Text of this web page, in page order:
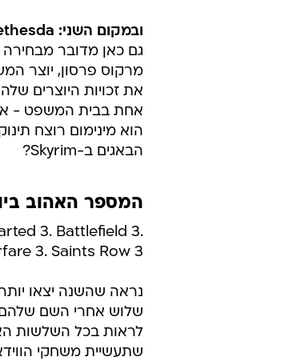
ובמקום השני: Bethesda.
הוא מינימום רוצח
הבאגים ב-Skyrim?
המספר האהוב
3. Battlefield 3.
3. Saints Row 3
נראה שהשנה יצאו
שלוש אחרי השם
לראות בכל השלשות
שתעשיית משחקי